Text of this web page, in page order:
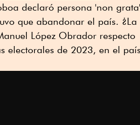
declaró persona 'non grata'
que abandonar el país. ¿La
López Obrador respecto
electorales de 2023, en el país